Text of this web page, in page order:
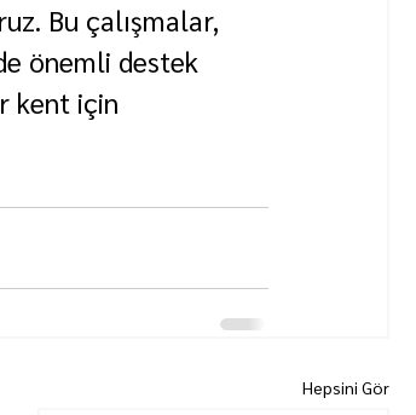
Bu çalışmalar,
önemli destek
kent için
Hepsini Gör